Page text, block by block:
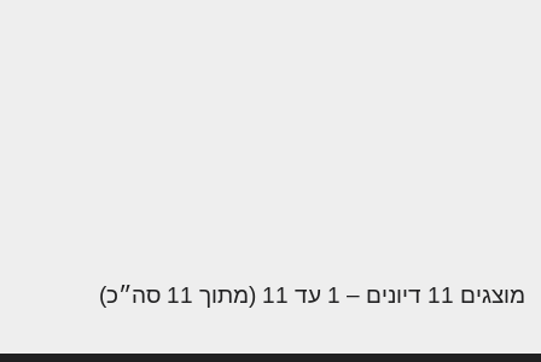
מוצגים 11 דיונים – 1 עד 11 (מתוך 11 סה״כ)